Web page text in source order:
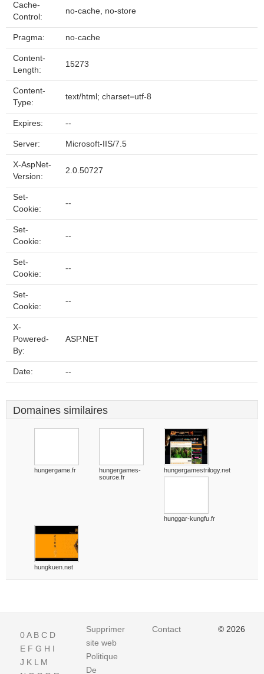
Cache-
Control:
no-cache, no-store
Pragma: no-cache
Content-
Length:
15273
Content-
Type:
text/html; charset=utf-8
Expires: --
Server: Microsoft-IIS/7.5
X-AspNet-
Version:
2.0.50727
Set-
Cookie:
--
Set-
Cookie:
--
Set-
Cookie:
--
Set-
Cookie:
--
X-
Powered-
By:
ASP.NET
Date: --
Domaines similaires
hungergame.fr
hungergames-
source.fr
hungergamestrilogy.net
hunggar-kungfu.fr
hungkuen.net
0A B C D
E F G H I
J K L M
Supprimer
site web
Politique
De
Contact © 2026